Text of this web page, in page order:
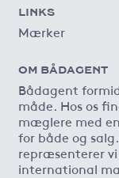
LINKS
Mærker
OM BÅDAGENT
Bådagent
måde. Hos os
mæglere med
for både og
repræsenterer
international